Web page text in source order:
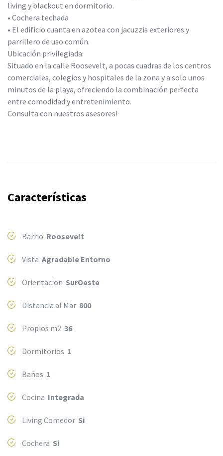
living y blackout en dormitorio.
• Cochera techada
• El edificio cuanta en azotea con jacuzzis exteriores y
parrillero de uso común.
Ubicación privilegiada:
Situado en la calle Roosevelt, a pocas cuadras de los centros
comerciales, colegios y hospitales de la zona y a solo unos
minutos de la playa, ofreciendo la combinación perfecta
entre comodidad y entretenimiento.
Consulta con nuestros asesores!
Características
Barrio Roosevelt
Vista Agradable Entorno
Orientacion SurOeste
Distancia al Mar 800
Propios m2 36
Dormitorios 1
Baños 1
Cocina Integrada
Living Comedor Si
Cochera Si